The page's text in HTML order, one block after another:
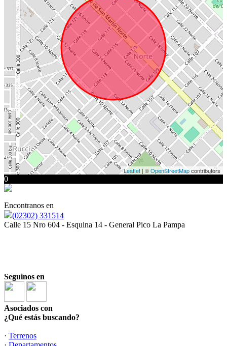
Leaflet | ©OpenStreetMapcontributors
0
Encontranos en
(02302) 331514
Calle 15 Nro 604 - Esquina 14 - General Pico La Pampa
Seguinos en
Asociados con
¿Qué estás buscando?
· Terrenos